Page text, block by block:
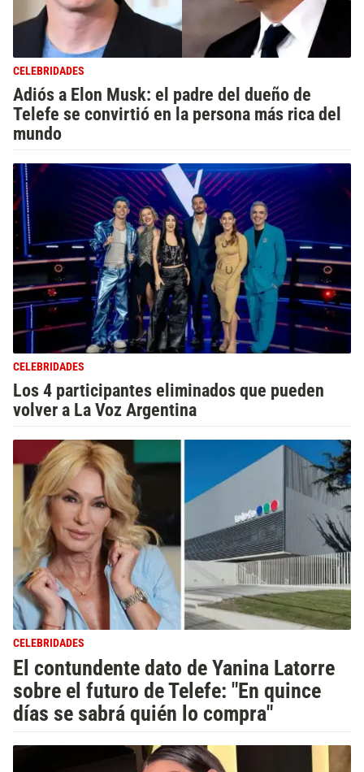
CELEBRIDADES
Adiós a Elon Musk: el padre del dueño de
Telefe se convirtió en la persona más rica del
mundo
CELEBRIDADES
Los 4 participantes eliminados que pueden
volver a La Voz Argentina
CELEBRIDADES
El contundente dato de Yanina Latorre
sobre el futuro de Telefe: "En quince
días se sabrá quién lo compra"